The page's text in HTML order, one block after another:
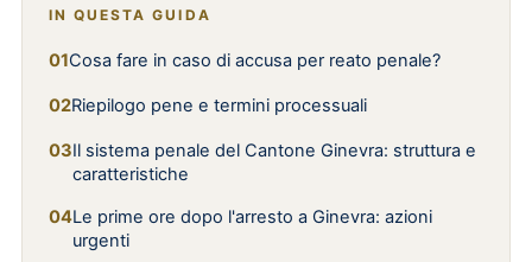
IN QUESTA GUIDA
Cosa fare in caso di accusa per reato penale?
Riepilogo pene e termini processuali
Il sistema penale del Cantone Ginevra: struttura e
caratteristiche
Le prime ore dopo l'arresto a Ginevra: azioni
urgenti